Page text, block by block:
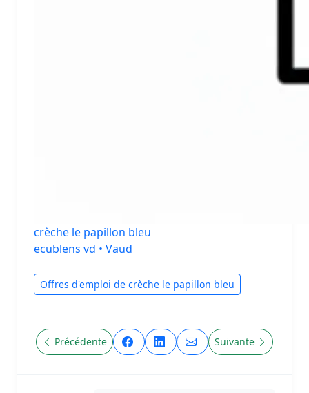
crèche le papillon bleu
ecublens vd • Vaud
Offres d'emploi de crèche le papillon bleu
Précédente Suivante